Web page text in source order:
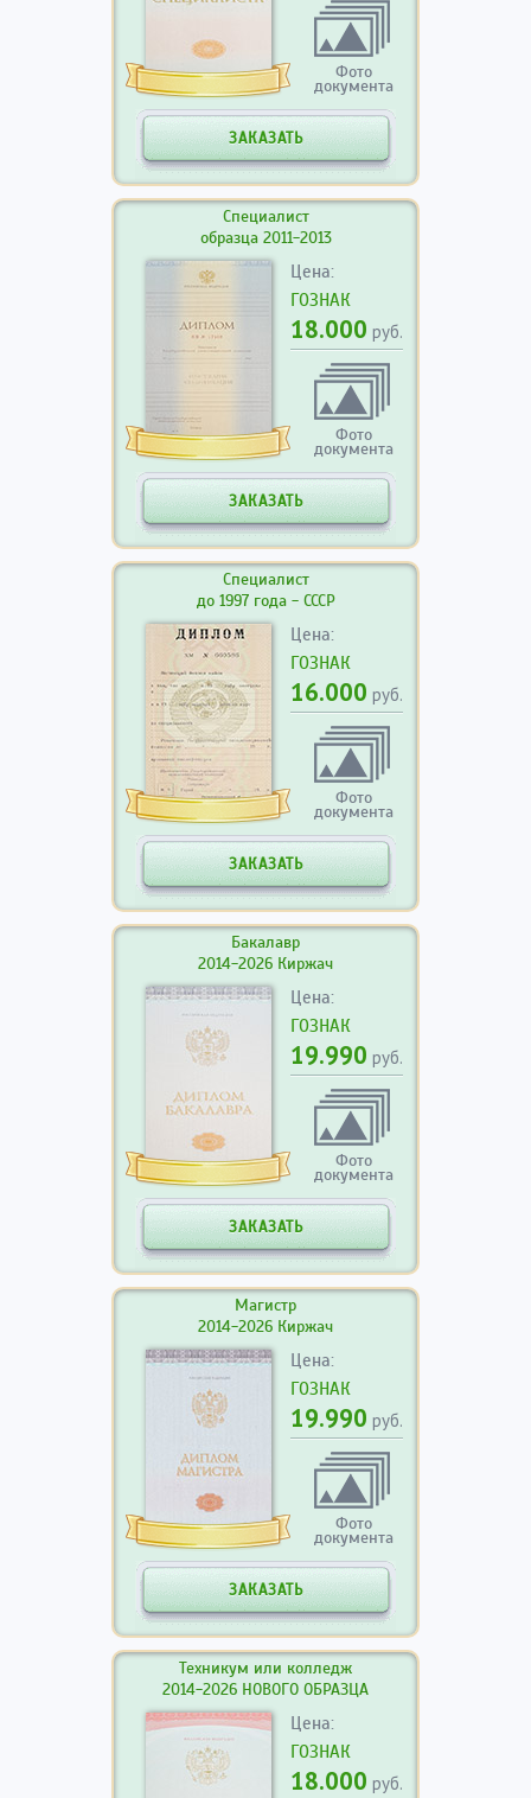
Фото
документа
ЗАКАЗАТЬ
Специалист
образца 2011-2013
Цена:
ГОЗНАК
18.000 руб.
Фото
документа
ЗАКАЗАТЬ
Специалист
до 1997 года - СССР
Цена:
ГОЗНАК
16.000 руб.
Фото
документа
ЗАКАЗАТЬ
Бакалавр
2014-2026 Киржач
Цена:
ГОЗНАК
19.990 руб.
Фото
документа
ЗАКАЗАТЬ
Магистр
2014-2026 Киржач
Цена:
ГОЗНАК
19.990 руб.
Фото
документа
ЗАКАЗАТЬ
Техникум или колледж
2014-2026 НОВОГО ОБРАЗЦА
Цена:
ГОЗНАК
18.000 руб.